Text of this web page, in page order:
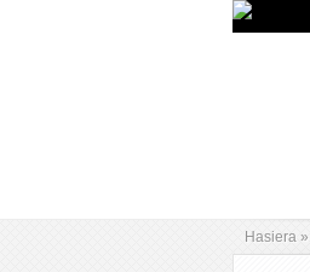
Hasiera »